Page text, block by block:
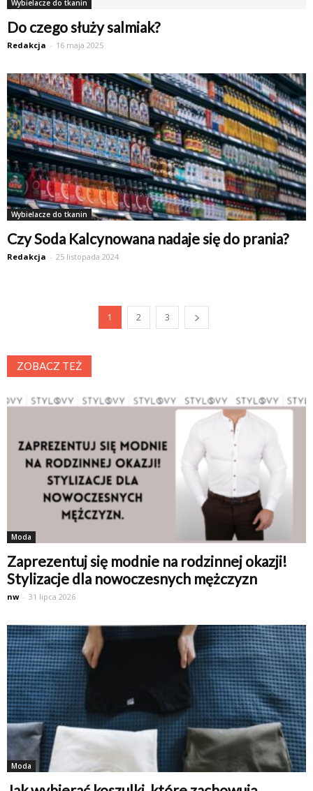
Wybielacze do tkanin
Do czego służy salmiak?
Redakcja - 16 maja 2025
Wybielacze do tkanin
Czy Soda Kalcynowana nadaje się do prania?
Redakcja - 25 listopada 2024
1 2 3
ZOBACZ TEŻ
Moda
Zaprezentuj się modnie na rodzinnej okazji!
Stylizacje dla nowoczesnych mężczyzn
nw - 31 lipca 2026
Moda